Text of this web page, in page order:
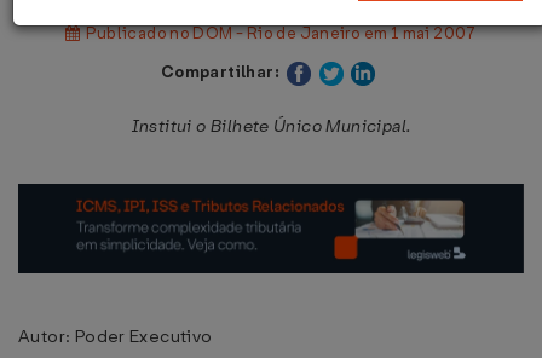
Publicado no DOM - Rio de Janeiro em 1 mai 2007
Compartilhar:
Institui o Bilhete Único Municipal.
Autor: Poder Executivo